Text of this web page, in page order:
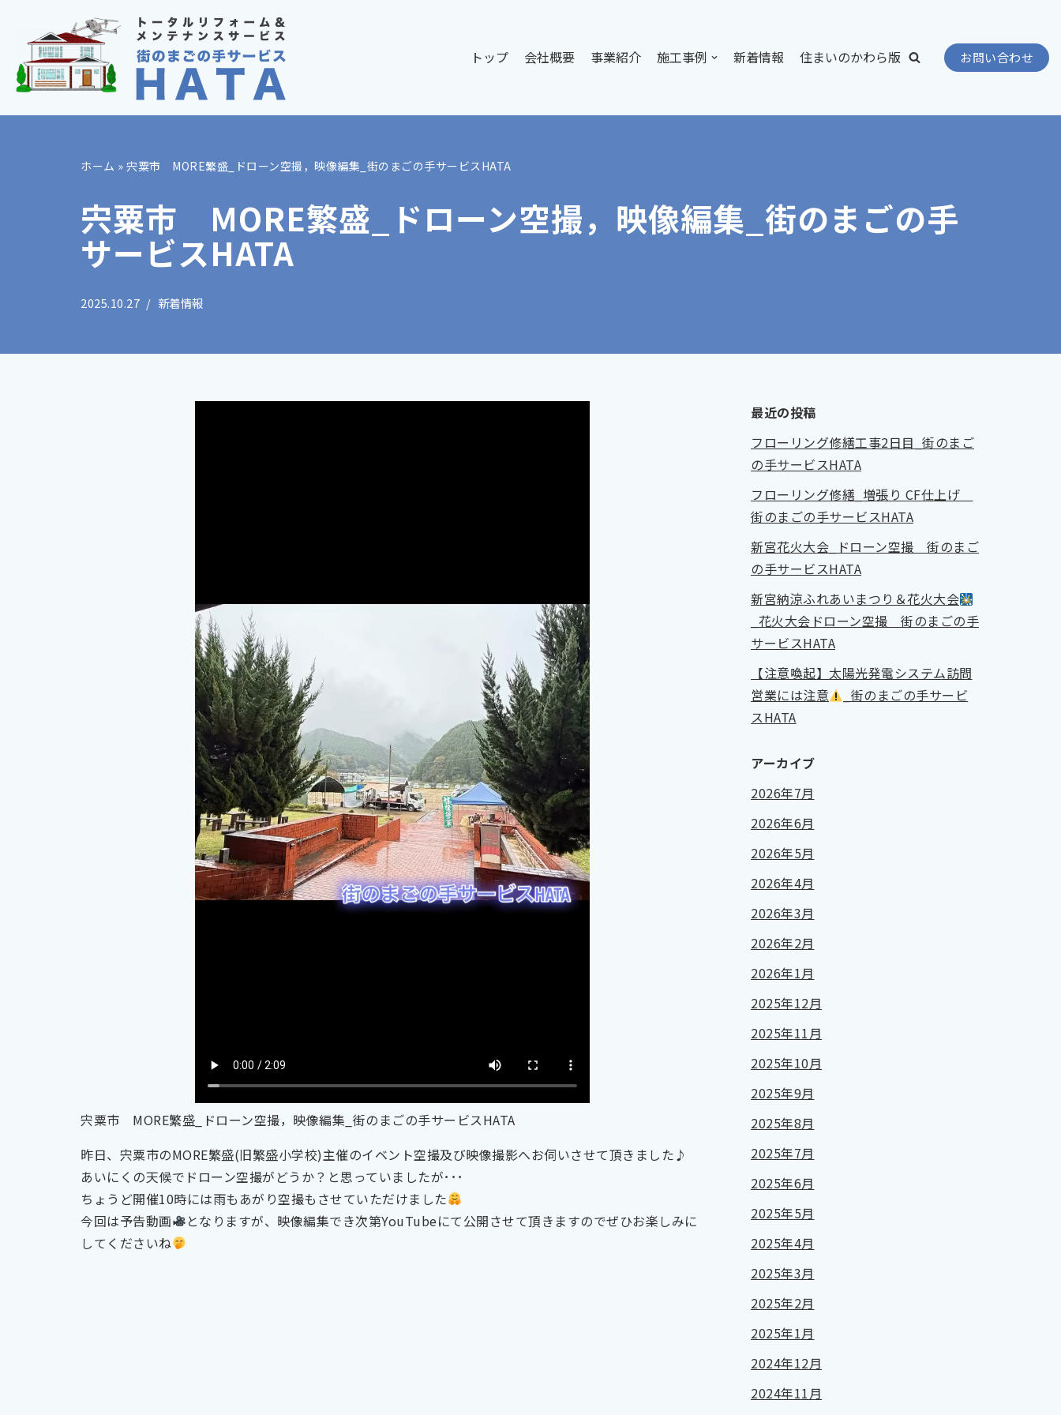
ン
テ
ン
トップ 会社概要 事業紹介 施工事例 新着情報 住まいのかわら版 お問い合わせ
ホーム » 宍粟市 MORE繁盛_ドローン空撮，映像編集_街のまごの手サービスHATA
宍粟市 MORE繁盛_ドローン空撮，映像編集_街のまごの手
サービスHATA
2025.10.27 新着情報
宍粟市 MORE繁盛_ドローン空撮，映像編集_街のまごの手サービスHATA
昨日、宍粟市のMORE繁盛(旧繁盛小学校)主催のイベント空撮及び映像撮影へお伺いさせて頂きました♪
あいにくの天候でドローン空撮がどうか？と思っていましたが･･･
ちょうど開催10時には雨もあがり空撮もさせていただけました
今回は予告動画
となりますが、映像編集でき次第YouTubeにて公開させて頂きますのでぜひお楽しみに
してくださいね
最近の投稿
フローリング修繕工事2日目_街のまご
の手サービスHATA
フローリング修繕_増張り CF仕上げ
街のまごの手サービスHATA
新宮花火大会_ドローン空撮 街のまご
の手サービスHATA
新宮納涼ふれあいまつり＆花火大会
_花火大会ドローン空撮 街のまごの手
サービスHATA
【注意喚起】太陽光発電システム訪問
営業には注意
_街のまごの手サービ
スHATA
アーカイブ
2026年7月
2026年6月
2026年5月
2026年4月
2026年3月
2026年2月
2026年1月
2025年12月
2025年11月
2025年10月
2025年9月
2025年8月
2025年7月
2025年6月
2025年5月
2025年4月
2025年3月
2025年2月
2025年1月
2024年12月
2024年11月